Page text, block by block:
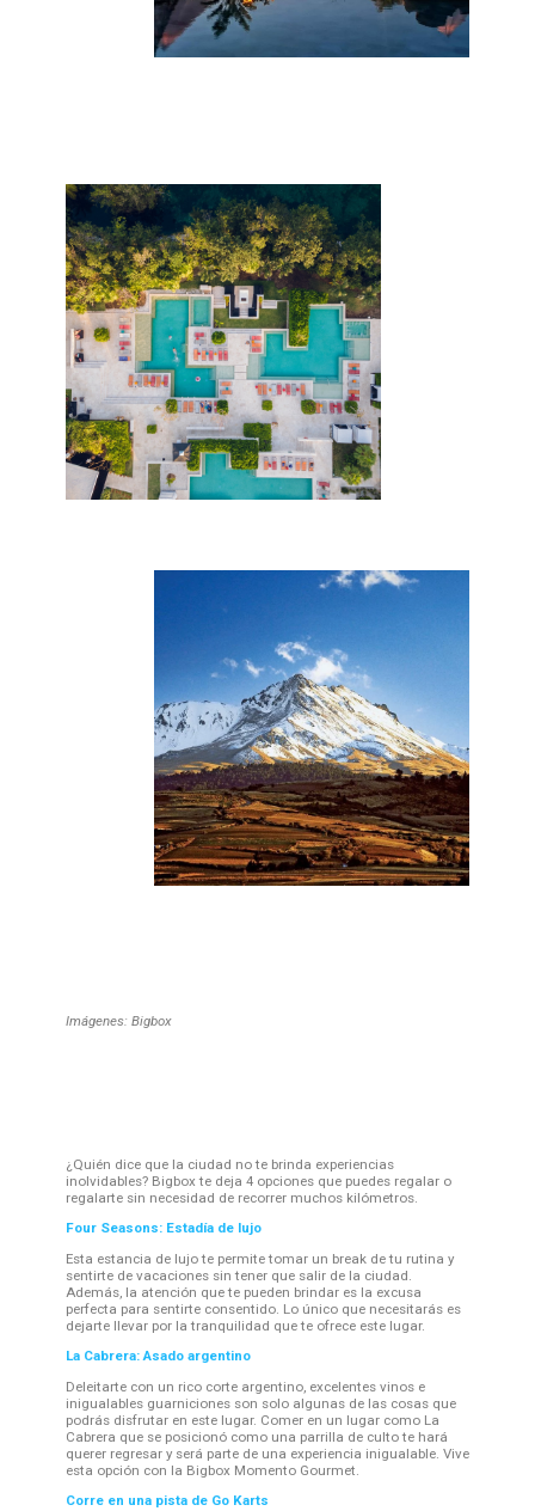
Imágenes: Bigbox
¿Quién dice que la ciudad no te brinda experiencias
inolvidables? Bigbox te deja 4 opciones que puedes regalar o
regalarte sin necesidad de recorrer muchos kilómetros.
Four Seasons: Estadía de lujo
Esta estancia de lujo te permite tomar un break de tu rutina y
sentirte de vacaciones sin tener que salir de la ciudad.
Además, la atención que te pueden brindar es la excusa
perfecta para sentirte consentido. Lo único que necesitarás es
dejarte llevar por la tranquilidad que te ofrece este lugar.
La Cabrera: Asado argentino
Deleitarte con un rico corte argentino, excelentes vinos e
inigualables guarniciones son solo algunas de las cosas que
podrás disfrutar en este lugar. Comer en un lugar como La
Cabrera que se posicionó como una parrilla de culto te hará
querer regresar y será parte de una experiencia inigualable. Vive
esta opción con la Bigbox Momento Gourmet.
Corre en una pista de Go Karts